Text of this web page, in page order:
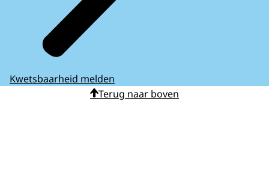
Kwetsbaarheid melden
Terug naar boven